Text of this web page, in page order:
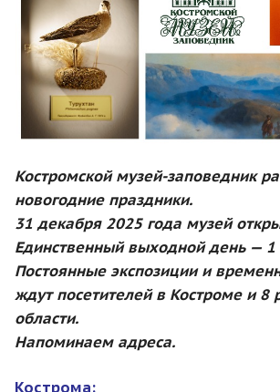
Костромской музей-заповедник
новогодние праздники.
31 декабря 2025 года музей
Единственный выходной день — 1
Постоянные экспозиции и
ждут посетителей в Костроме и 8
области.
Напоминаем адреса.
Кострома: